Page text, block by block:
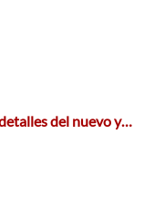
del nuevo y…